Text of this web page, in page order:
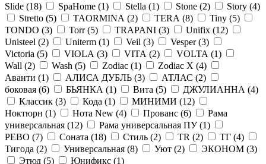
Slide (18) SpaHome (1) Stella (1) Stone (2) Story (4)
Stretto (5) TAORMINA (2) TERA (8) Tiny (5)
TONDO (3) Torr (5) TRAPANI (3) Unifix (12)
Unisteel (2) Uniterm (1) Veil (3) Vesper (3)
Victoria (5) VIOLA (3) VITA (2) VOLTA (1)
Wall (2) Wash (5) Zodiac (1) Zodiac X (4)
Аванти (1) АЛИСА ДУБЛЬ (3) АТЛАС (2)
боковая (6) БЬЯНКА (1) Вита (5) ДЖУЛИАННА (4)
Классик (3) Кода (1) МИНИМИ (12)
Ноктюрн (1) Нота New (4) Прованс (6)
Рама
универсальная (12) Рама универсальная ПУ (1)
РЕВО (7) Соната (18) Стиль (2) ТR (2) ТГ (4)
Тигода (2) Универсальная (8) Уют (2) ЭКОНОМ (3)
Этюд (5) Юнификс (1)